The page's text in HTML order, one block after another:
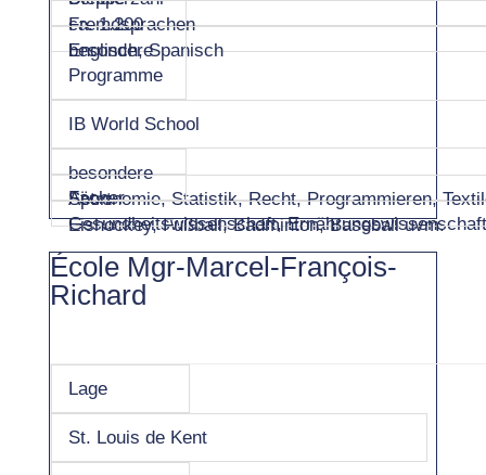
ca. 1.200
Fremdsprachen
Englisch, Spanisch
besondere
Programme
IB World School
besondere
Fächer
Astronomie, Statistik, Recht, Programmieren,
Gesundheitswissenschaft,
Sport
Eishockey, Fußball, Badminton, Baseball uvm.
École Mgr-Marcel-François-
Richard
Lage
St. Louis de Kent